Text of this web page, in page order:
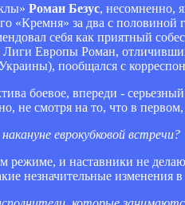
Роман Безус, несомненно,
«Кремня» за два с половиной
себя как приятный
Лиги Европы Роман,
пообщался с
боевое, впереди -
не смотря на то, что в
еврокубковой встречи?
и наставники не
незначительные изменения